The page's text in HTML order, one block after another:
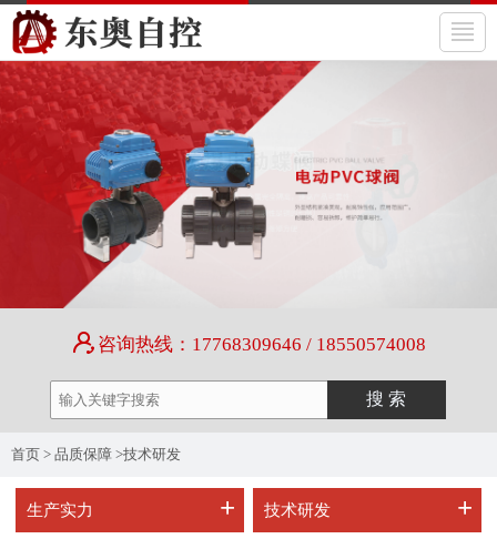
咨询热线：17768309646 / 18550574008
首页 > 品质保障 >技术研发
生产实力 + 技术研发 +